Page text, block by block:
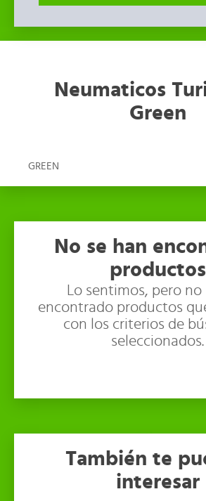
Neumaticos
Green
GREEN
No se han
productos
Lo sentimos, pero
encontrado productos
con los criterios de
seleccionados.
También te
interesar